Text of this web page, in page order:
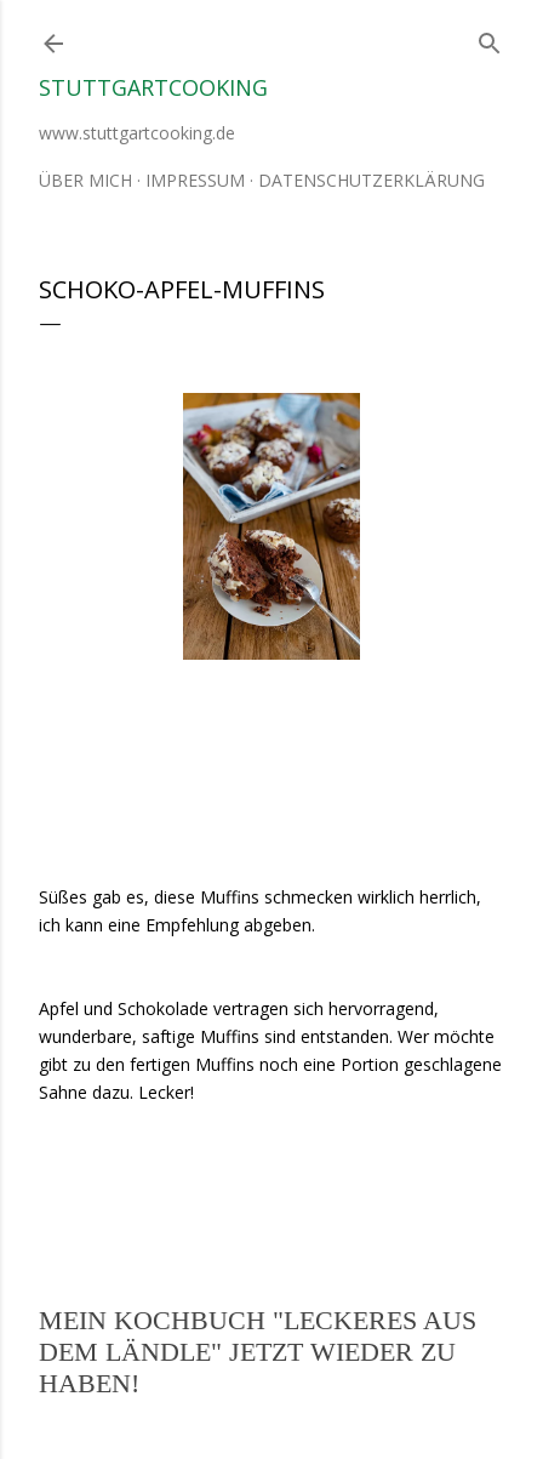
STUTTGARTCOOKING
www.stuttgartcooking.de
ÜBER MICH IMPRESSUM DATENSCHUTZERKLÄRUNG
SCHOKO-APFEL-MUFFINS
Süßes gab es, diese Muffins schmecken wirklich herrlich,
ich kann eine Empfehlung abgeben.
Apfel und Schokolade vertragen sich hervorragend,
wunderbare, saftige Muffins sind entstanden. Wer möchte
gibt zu den fertigen Muffins noch eine Portion geschlagene
Sahne dazu. Lecker!
MEIN KOCHBUCH "LECKERES AUS
DEM LÄNDLE" JETZT WIEDER ZU
HABEN!